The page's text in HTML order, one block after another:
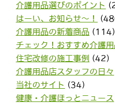
介護用品選びのポイント
はーい、お知らせ〜！
介護用品の新着商品 (114)
チェック！おすすめ介護用
住宅改修の施工事例
(42)
介護用品店スタッフの日々
当社のサイト (34)
健康・介護ほっとニュース